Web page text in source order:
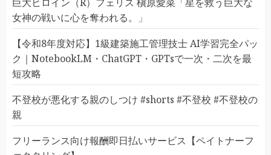
女神の戦いに心を奪われる。」
【令和8年度対応】1級建築施工管理技士 AI学習完全パッ
ク｜NotebookLM・ChatGPT・GPTsで一次・二次を最
短攻略
不登校が悪化する親のしつけ #shorts #不登校 #不登校の
親
フリーランス向け報酬即日払いサービス【ペイトナーフ